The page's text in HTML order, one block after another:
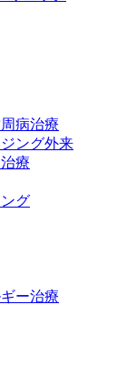
病治療
ング外来
療
グ
ー治療